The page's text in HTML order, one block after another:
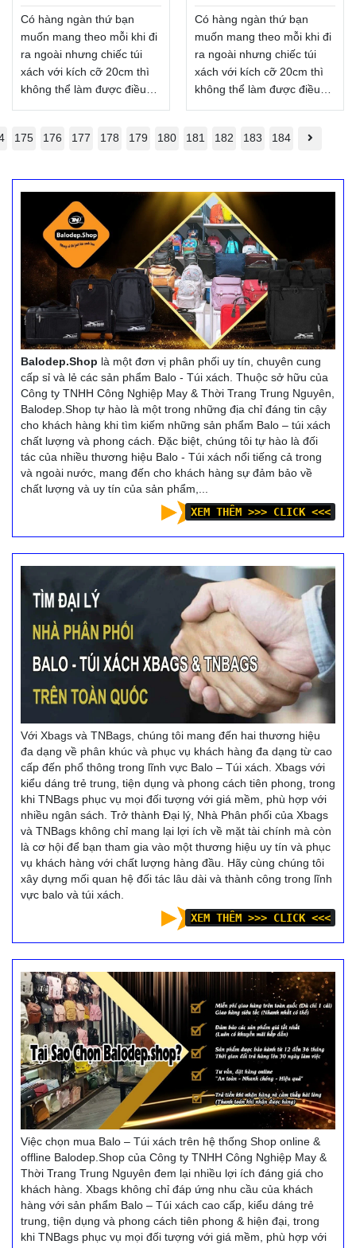
Có hàng ngàn thứ bạn
muốn mang theo mỗi khi đi
ra ngoài nhưng chiếc túi
xách với kích cỡ 20cm thì
không thể làm được điều
đó. Vậy nên balo, túi xách
xách online sẽ là lựa chọn
nhiều thứ ra ngoài khi đi
học, đi du lịch, đi dã ngoại, .
Công ty bán túi xách
online, Balo-Túi xách. Giao
hàng toàn quốc, Miễn phí
đổi trả hàng, thanh toán
tiền khi nhận hàng
Xem thêm
Có hàng ngàn thứ bạn
muốn mang theo mỗi khi đi
ra ngoài nhưng chiếc túi
xách với kích cỡ 20cm thì
không thể làm được điều
đó. Vậy nên balo, túi xách
xách hà nội sẽ là lựa chọn
nhiều thứ ra ngoài khi đi
học, đi du lịch, đi dã ngoại, .
. . Balodep.shop|Chuyên
Công ty bán túi xách hà
nội, Balo-Túi xách. Giao
hàng toàn quốc, Miễn phí
đổi trả hàng, thanh toán
tiền khi nhận hàng
Xem thêm
175 176 177 178 179 180 181 182 183 184
Balodep.Shop là một đơn vị phân phối uy tín, chuyên cung
cấp sỉ và lẻ các sản phẩm Balo - Túi xách. Thuộc sở hữu của
Công ty TNHH Công Nghiệp May & Thời Trang Trung Nguyên,
Balodep.Shop tự hào là một trong những địa chỉ đáng tin cậy
cho khách hàng khi tìm kiếm những sản phẩm Balo – túi xách
chất lượng và phong cách. Đặc biệt, chúng tôi tự hào là đối
tác của nhiều thương hiệu Balo - Túi xách nổi tiếng cả trong
và ngoài nước, mang đến cho khách hàng sự đảm bảo về
chất lượng và uy tín của sản phẩm,...
XEM THÊM >>> CLICK <<<
Với Xbags và TNBags, chúng tôi mang đến hai thương hiệu
đa dạng về phân khúc và phục vụ khách hàng đa dạng từ cao
cấp đến phổ thông trong lĩnh vực Balo – Túi xách. Xbags với
kiểu dáng trẻ trung, tiện dụng và phong cách tiên phong, trong
khi TNBags phục vụ mọi đối tượng với giá mềm, phù hợp với
nhiều ngân sách. Trở thành Đại lý, Nhà Phân phối của Xbags
và TNBags không chỉ mang lại lợi ích về mặt tài chính mà còn
là cơ hội để bạn tham gia vào một thương hiệu uy tín và phục
vụ khách hàng với chất lượng hàng đầu. Hãy cùng chúng tôi
xây dựng mối quan hệ đối tác lâu dài và thành công trong lĩnh
vực balo và túi xách.
XEM THÊM >>> CLICK <<<
Việc chọn mua Balo – Túi xách trên hệ thống Shop online &
offline Balodep.Shop của Công ty TNHH Công Nghiệp May &
Thời Trang Trung Nguyên đem lại nhiều lợi ích đáng giá cho
khách hàng. Xbags không chỉ đáp ứng nhu cầu của khách
hàng với sản phẩm Balo – Túi xách cao cấp, kiểu dáng trẻ
trung, tiện dụng và phong cách tiên phong & hiện đại, trong
khi TNBags phục vụ mọi đối tượng với giá mềm, phù hợp với